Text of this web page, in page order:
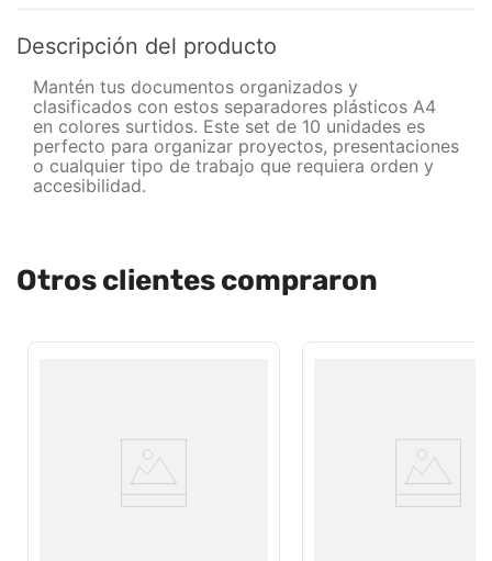
Descripción del producto
Mantén tus documentos organizados y
clasificados con estos separadores plásticos A4
en colores surtidos. Este set de 10 unidades es
perfecto para organizar proyectos, presentaciones
o cualquier tipo de trabajo que requiera orden y
accesibilidad.
Otros clientes compraron